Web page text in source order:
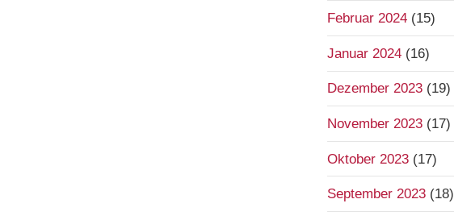
Februar 2024(15)
Januar 2024(16)
Dezember 2023(19)
November 2023(17)
Oktober 2023(17)
September 2023(18)